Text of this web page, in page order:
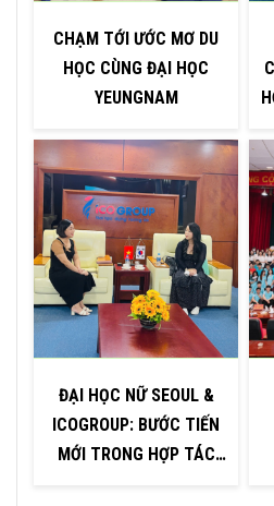
CHẠM TỚI ƯỚC MƠ DU
HỌC CÙNG ĐẠI HỌC
YEUNGNAM
ĐẠI HỌC NỮ SEOUL &
ICOGROUP: BƯỚC TIẾN
MỚI TRONG HỢP TÁC